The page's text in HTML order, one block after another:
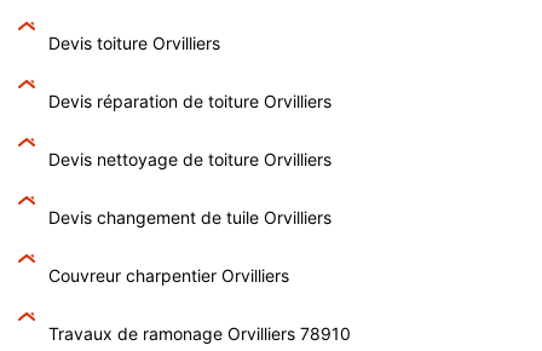
Devis toiture Orvilliers
Devis réparation de toiture Orvilliers
Devis nettoyage de toiture Orvilliers
Devis changement de tuile Orvilliers
Couvreur charpentier Orvilliers
Travaux de ramonage Orvilliers 78910